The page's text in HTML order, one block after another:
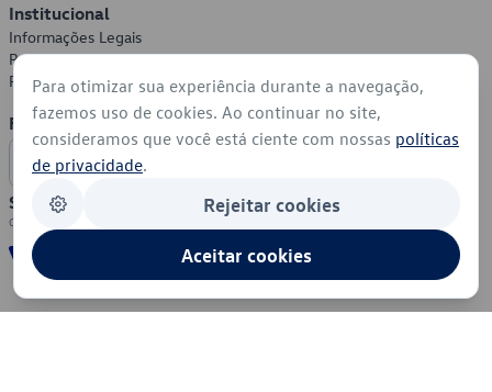
Institucional
Informações Legais
Política de Privacidade
Política de Cookies
Formas de Pagamento
Segurança
Para otimizar sua experiência durante a navegação,
fazemos uso de cookies. Ao continuar no site,
consideramos que você está ciente com nossas políticas
de privacidade.
Rejeitar cookies
Aceitar cookies